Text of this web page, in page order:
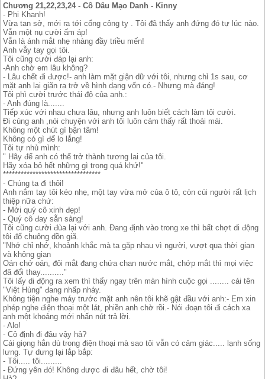
Chương 21,22,23,24 - Cô Dâu Mạo Danh - Kinny
- Phi Khanh!
Vừa tan sở, mới ra tới cổng công ty . Tôi đã thấy anh đứng đó tự lúc nào.
Vẫn một nụ cười ấm áp!
Vẫn là ánh mắt nhẹ nhàng đầy triều mến!
Anh vẫy tay gọi tôi.
Tôi cũng cười đáp lại anh:
-Anh chờ em lâu không?
- Lâu chết đi được!- anh làm mặt giận dữ với tôi, nhưng chỉ 1s sau, cơ
mặt anh lại giãn ra trở về hình dạng vốn có.- Nhưng mà đáng!
Tôi phì cười trước thái độ của anh.:
- Anh đúng là.......
Tiếp xúc với nhau chưa lâu, nhưng anh luôn biết cách làm tôi cười.
Đi cùng anh ,nói chuyện với anh tôi luôn cảm thấy rất thoải mái.
Không một chút gì bận tâm!
Không có gì để lo lắng!
Tôi tự nhủ mình:
" Hãy để anh có thể trở thành tương lai của tôi.
Hãy xóa bỏ hết những gì trong quá khứ!"
*********************************
- Chúng ta đi thôi!
Anh nắm tay tôi kéo nhẹ, một tay vừa mở của ô tô, còn cúi người rất lịch
thiệp nữa chứ:
- Mời quý cô xinh đẹp!
- Quý cô đay sẵn sàng!
Tôi cũng cười đùa lại với anh. Đang định vào trong xe thì bất chợt di động
tôi đổ chuông dồn giã.
"Nhớ chỉ nhớ, khoảnh khắc mà ta gặp nhau vì người, vượt qua thời gian
và không gian
Oán chớ oán, đôi mắt đang chứa chan nước mắt, chớp mắt thì mọi việc
đã đổi thay.........."
Tôi lấy di động ra xem thì thấy ngay trên màn hình cuộc gọi ........ cái tên
"Việt Hùng" đang nhấp nháy.
Không tiện nghe máy trước mặt anh nên tôi khẽ gật đầu với anh:- Em xin
phép nghe điện thoại một lát, phiền anh chờ rồi.- Nói đoạn tôi đi cách xa
anh một khoảng mới nhấn nút trả lời.
- Alo!
- Cô định đi đâu vậy hả?
Cái giọng hắn dù trong điện thoại mà sao tôi vẫn có cảm giác..... lạnh sống
lưng. Tự dưng lại lắp bắp:
- Tôi..... tôi.........
- Đứng yên đó! Không được đi đâu hết, chờ tôi!